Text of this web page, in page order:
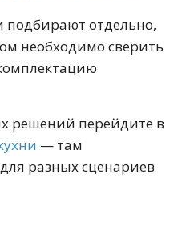
отдельно,
необходимо сверить
решений перейдите в
— там
разных сценариев